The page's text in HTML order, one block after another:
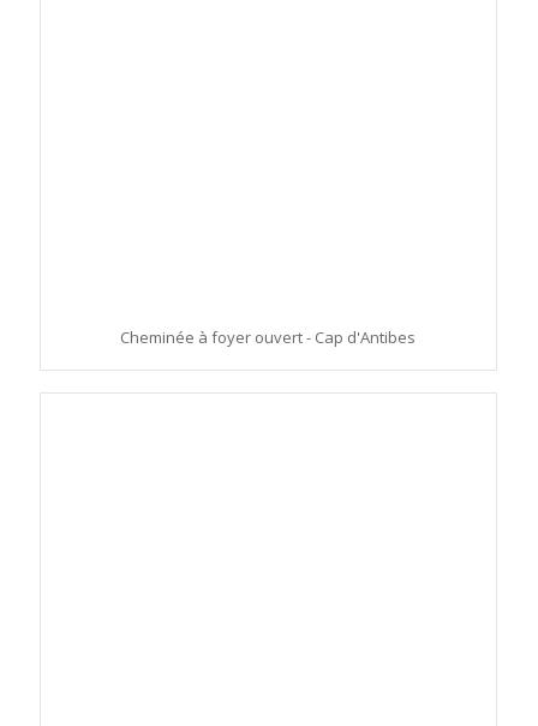
Cheminée à foyer ouvert - Cap d'Antibes